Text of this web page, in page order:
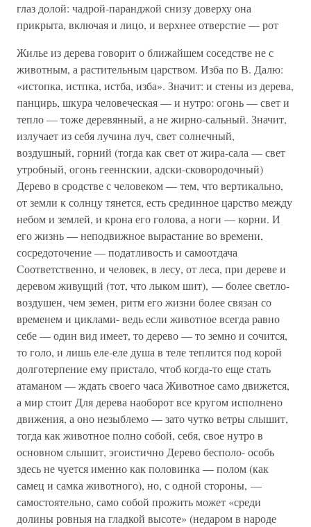
глаз долой: чадрой-паранджой снизу доверху она
прикрыта, включая и лицо, и верхнее отверстие — рот
Жилье из дерева говорит о ближайшем соседстве не с
животным, а растительным царством. Изба по В. Далю:
«истопка, истпка, истба, изба». Значит: и стены из дерева,
панцирь, шкура человеческая — и нутро: огонь — свет и
тепло — тоже деревянный, а не жирно-сальный. Значит,
излучает из себя лучина луч, свет солнечный,
воздушный, горний (тогда как свет от жира-сала — свет
утробный, огонь гееннскии, адски-сковородочный)
Дерево в сродстве с человеком — тем, что вертикально,
от земли к солнцу тянется, есть срединное царство между
небом и землей, и крона его голова, а ноги — корни. И
его жизнь — неподвижное вырастание во времени,
сосредоточение — податливость и самоотдача
Соответственно, и человек, в лесу, от леса, при дереве и
деревом живущий (тот, что лыком шит), — более светло-
воздушен, чем земен, ритм его жизни более связан со
временем и циклами- ведь если животное всегда равно
себе — один вид имеет, то дерево — то земно и сочится,
то голо, и лишь еле-еле душа в теле теплится под корой
долготерпение ему пристало, чтоб когда-то еще стать
атаманом — ждать своего часа Животное само движется,
а мир стоит Для дерева наоборот все кругом исполнено
движения, а оно незыблемо — зато чутко ветры слышит,
тогда как животное полно собой, себя, свое нутро в
основном слышит, эгоистично Дерево бесполо- особь
здесь не чуется именно как половинка — полом (как
самец и самка животного), но, с одной стороны, —
самостоятельно, само собой прожить может «среди
долины ровныя на гладкой высоте» (недаром в народе